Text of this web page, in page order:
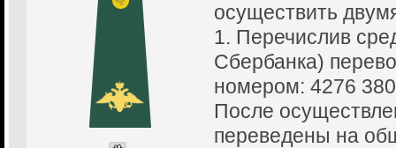
осуществить
1. Перечислив
Сбербанка)
номером: 4276
После
переведены на